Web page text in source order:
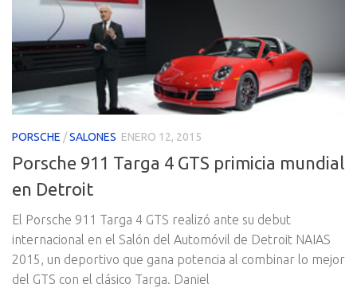
PORSCHE /SALONES ENERO 12, 2015
Porsche 911 Targa 4 GTS primicia mundial
en Detroit
El Porsche 911 Targa 4 GTS realizó ante su debut
internacional en el Salón del Automóvil de Detroit NAIAS
2015, un deportivo que gana potencia al combinar lo mejor
del GTS con el clásico Targa. Daniel